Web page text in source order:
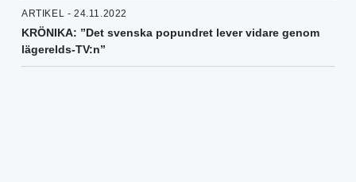
ARTIKEL - 24.11.2022
KRÖNIKA: ”Det svenska popundret lever vidare genom
lägerelds-TV:n”